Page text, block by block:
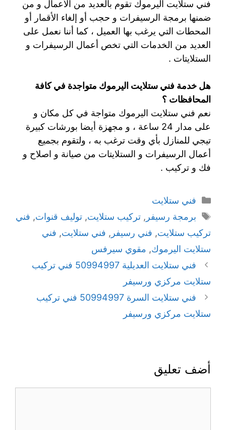
فني ستلايت اليرموك تقوم بالعديد من الأعمال و من
ضمنها برمجة الرسيفرات و حجب أو إلغاء الأقمار أو
المحطات التي يرغب بها العميل ، كما أننا نعمل على
العديد من الخدمات التي تخص أعمال الرسيفرات و
الستلايتات .
هل خدمة فني ستلايت اليرموك متواجدة في كافة
المحافظات ؟
نعم فني ستلايت اليرموك متواجة في كل مكان و
على مدار 24 ساعة ، و مجهزة أيضا بورشات كبيرة
تيجي للمنازل بأي وقت ترغب به ، ولتقوم بجميع
أعمال الرسيفرات و الستلايتات من صيانة و اصلاح و
فك و تركيب .
فني ستلايت
برمجة رسيفر , تركيب ستلايت, توليف قنوات, فني
تركيب ستلايت, فني رسيفر , فني ستلايت, فني
ستلايت اليرموك, مقوي سيرفس
فني ستلايت العديلية 50994997 فني تركيب
ستلايت مركزي ورسيفر
فني ستلايت السرة 50994997 فني تركيب
ستلايت مركزي ورسيفر
أضف تعليق